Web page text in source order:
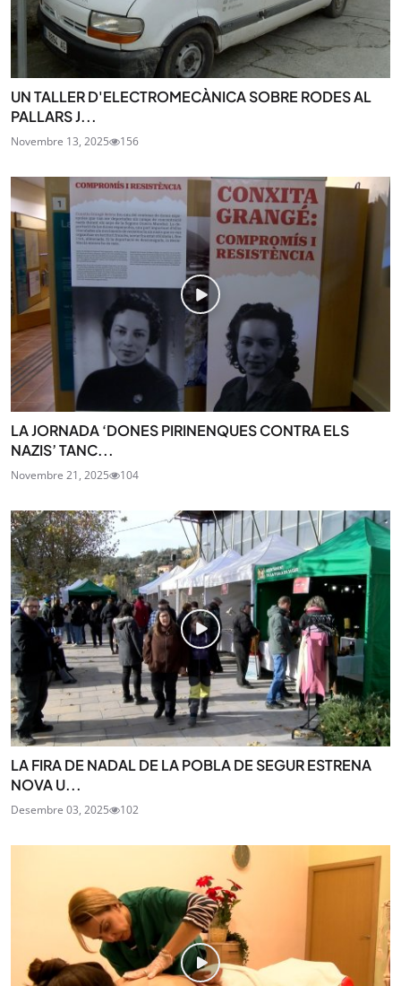
UN TALLER D'ELECTROMECÀNICA SOBRE RODES AL
PALLARS J...
Novembre 13, 2025 156
LA JORNADA ‘DONES PIRINENQUES CONTRA ELS
NAZIS’ TANC...
Novembre 21, 2025 104
LA FIRA DE NADAL DE LA POBLA DE SEGUR ESTRENA
NOVA U...
Desembre 03, 2025 102